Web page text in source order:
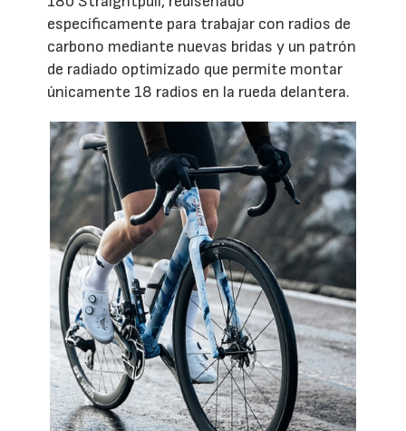
específicamente para trabajar con radios de
carbono mediante nuevas bridas y un patrón
de radiado optimizado que permite montar
únicamente 18 radios en la rueda delantera.